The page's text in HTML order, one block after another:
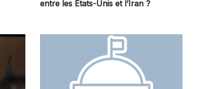
entre les États-Unis et l’Iran ?